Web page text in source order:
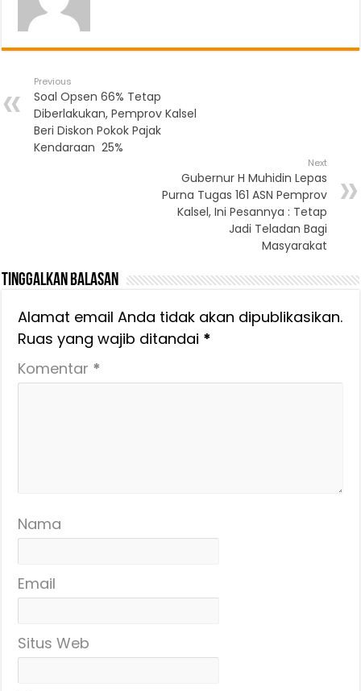
Previous
Soal Opsen 66% Tetap
Diberlakukan, Pemprov Kalsel
Beri Diskon Pokok Pajak
Kendaraan 25%
Next
Gubernur H Muhidin Lepas
Purna Tugas 161 ASN Pemprov
Kalsel, Ini Pesannya : Tetap
Jadi Teladan Bagi
Masyarakat
Tinggalkan Balasan
Alamat email Anda tidak akan dipublikasikan.
Ruas yang wajib ditandai *
Komentar *
Nama
Email
Situs Web